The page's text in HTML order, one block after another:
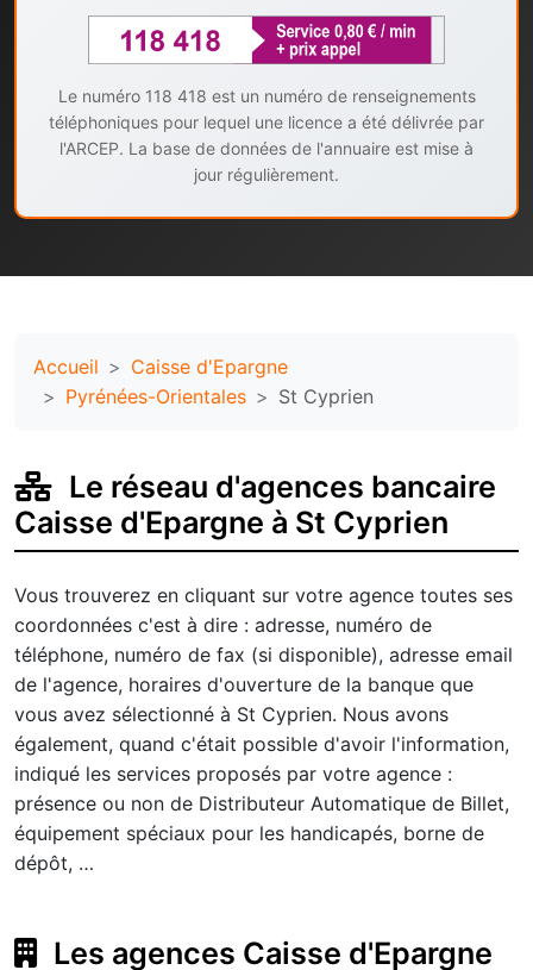
Le numéro 118 418 est un numéro de renseignements
téléphoniques pour lequel une licence a été délivrée par
l'ARCEP. La base de données de l'annuaire est mise à
jour régulièrement.
Accueil
Caisse d'Epargne
Pyrénées-Orientales
St Cyprien
Le réseau d'agences bancaire
Caisse d'Epargne à St Cyprien
Vous trouverez en cliquant sur votre agence toutes ses
coordonnées c'est à dire : adresse, numéro de
téléphone, numéro de fax (si disponible), adresse email
de l'agence, horaires d'ouverture de la banque que
vous avez sélectionné à St Cyprien. Nous avons
également, quand c'était possible d'avoir l'information,
indiqué les services proposés par votre agence :
présence ou non de Distributeur Automatique de Billet,
équipement spéciaux pour les handicapés, borne de
dépôt, …
Les agences Caisse d'Epargne